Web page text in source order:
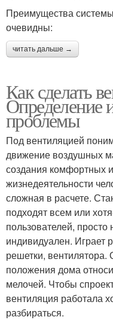
Преимущества
очевидны:
читать дальше →
Как сделать
Определение
проблемы
Под вентиляцией
движение воздушных
создания комфортных
жизнедеятельности
сложная в расчете.
подходят всем или
пользователей,
индивидуален. Играет
решетки, вентилятора.
положения дома
мелочей. Чтобы
вентиляция работала
разбираться.